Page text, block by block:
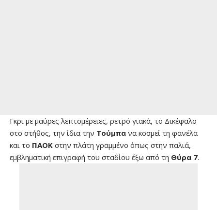
Γκρι με μαύρες λεπτομέρειες, ρετρό γιακά, το Δικέφαλο
στο στήθος, την ίδια την Τούμπα να κοσμεί τη φανέλα
και το ΠΑΟΚ στην πλάτη γραμμένο όπως στην παλιά,
εμβληματική επιγραφή του σταδίου έξω από τη Θύρα 7.